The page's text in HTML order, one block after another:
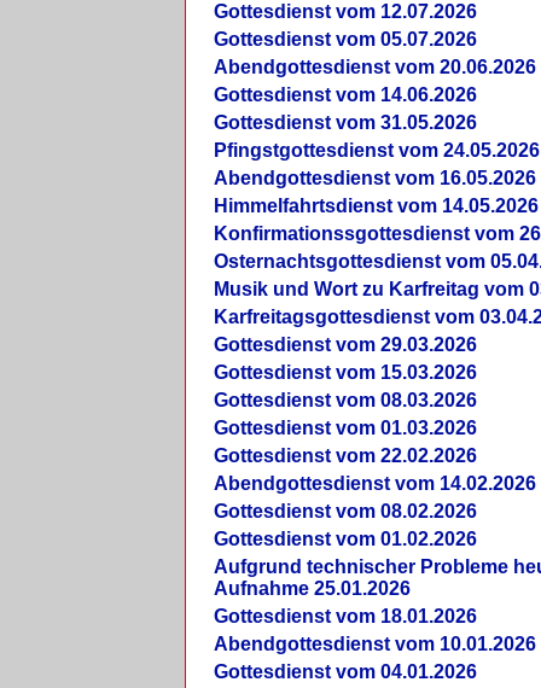
Gottesdienst vom 12.07.2026
Gottesdienst vom 05.07.2026
Abendgottesdienst vom 20.06.2026
Gottesdienst vom 14.06.2026
Gottesdienst vom 31.05.2026
Pfingstgottesdienst vom 24.05.2026
Abendgottesdienst vom 16.05.2026
Himmelfahrtsdienst vom 14.05.2026
Konfirmationssgottesdienst vom
Osternachtsgottesdienst vom
Musik und Wort zu Karfreitag vom
Karfreitagsgottesdienst vom
Gottesdienst vom 29.03.2026
Gottesdienst vom 15.03.2026
Gottesdienst vom 08.03.2026
Gottesdienst vom 01.03.2026
Gottesdienst vom 22.02.2026
Abendgottesdienst vom 14.02.2026
Gottesdienst vom 08.02.2026
Gottesdienst vom 01.02.2026
Aufgrund technischer Probleme
Aufnahme 25.01.2026
Gottesdienst vom 18.01.2026
Abendgottesdienst vom 10.01.2026
Gottesdienst vom 04.01.2026